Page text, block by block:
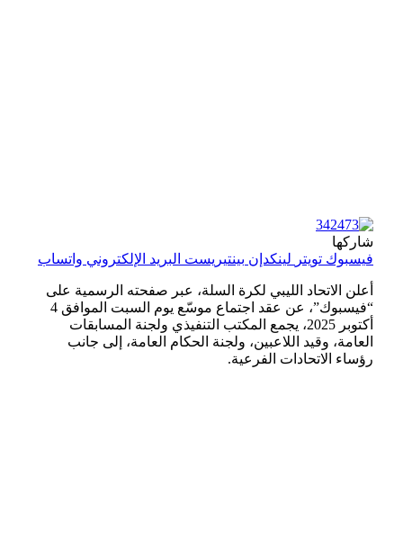
شاركها
فيسبوك تويتر لينكدإن بينتيريست البريد الإلكتروني واتساب
أعلن الاتحاد الليبي لكرة السلة، عبر صفحته الرسمية على
“فيسبوك”، عن عقد اجتماع موسّع يوم السبت الموافق 4
أكتوبر 2025، يجمع المكتب التنفيذي ولجنة المسابقات
العامة، وقيد اللاعبين، ولجنة الحكام العامة، إلى جانب
رؤساء الاتحادات الفرعية.